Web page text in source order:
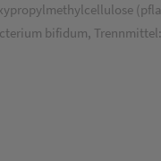
bifidum,